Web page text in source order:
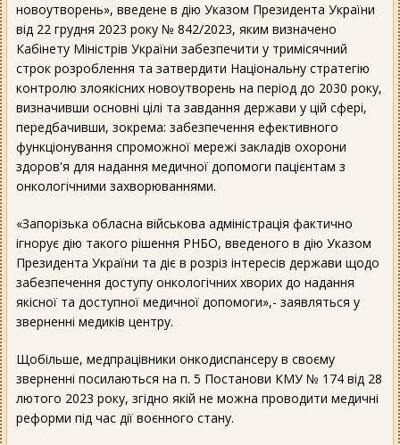
новоутворень», введене в дію Указом Президента України
від 22 грудня 2023 року № 842/2023, яким визначено
Кабінету Міністрів України забезпечити у тримісячний
строк розроблення та затвердити Національну стратегію
контролю злоякісних новоутворень на період до 2030 року,
визначивши основні цілі та завдання держави у цій сфері,
передбачивши, зокрема: забезпечення ефективного
функціонування спроможної мережі закладів охорони
здоров'я для надання медичної допомоги пацієнтам з
онкологічними захворюваннями.
«Запорізька обласна військова адміністрація фактично
ігнорує дію такого рішення РНБО, введеного в дію Указом
Президента України та діє в розріз інтересів держави щодо
забезпечення доступу онкологічних хворих до надання
якісної та доступної медичної допомоги»,- заявляться у
зверненні медиків центру.
Щобільше, медпрацівники онкодиспансеру в своєму
зверненні посилаються на п. 5 Постанови КМУ № 174 від 28
лютого 2023 року, згідно якій не можна проводити медичні
реформи під час дії воєнного стану.